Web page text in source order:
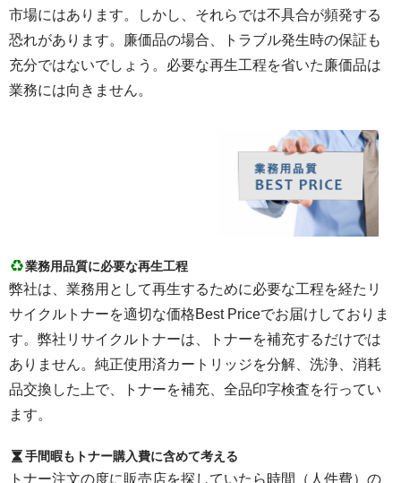
市場にはあります。しかし、それらでは不具合が頻発する
恐れがあります。廉価品の場合、トラブル発生時の保証も
充分ではないでしょう。必要な再生工程を省いた廉価品は
業務には向きません。
業務用品質に必要な再生工程
弊社は、業務用として再生するために必要な工程を経たリ
サイクルトナーを適切な価格Best Priceでお届けしておりま
す。弊社リサイクルトナーは、トナーを補充するだけでは
ありません。純正使用済カートリッジを分解、洗浄、消耗
品交換した上で、トナーを補充、全品印字検査を行ってい
ます。
手間暇もトナー購入費に含めて考える
トナー注文の度に販売店を探していたら時間（人件費）の